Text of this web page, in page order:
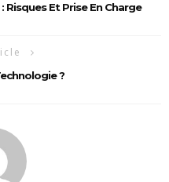
Et Prise En Charge
?